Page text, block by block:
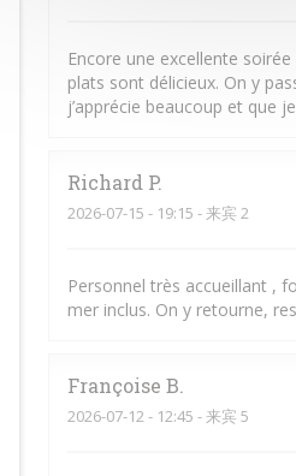
Encore une excellente
plats sont délicieux. On y
j’apprécie beaucoup et que
Richard P
2026-07-15 - 19:15 - 来宾 2
Personnel très accueillant ,
mer inclus. On y retourne,
Françoise B
2026-07-12 - 12:45 - 来宾 5